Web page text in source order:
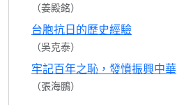
（姜殿銘）
台胞抗日的歷史經驗
（吳克泰）
牢記百年之恥，發憤振興中華
（張海鵬）